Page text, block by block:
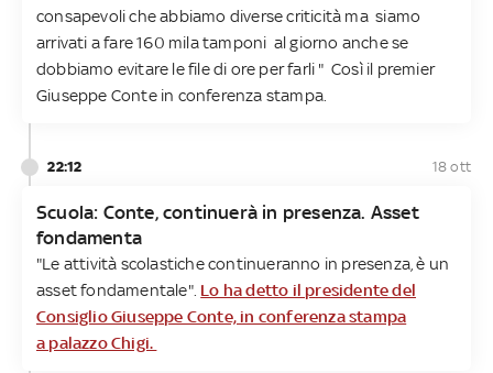
consapevoli che abbiamo diverse criticità ma siamo
arrivati a fare 160 mila tamponi al giorno anche se
dobbiamo evitare le file di ore per farli " Così il premier
Giuseppe Conte in conferenza stampa.
22:12 18 ott
Scuola: Conte, continuerà in presenza. Asset
fondamenta
"Le attività scolastiche continueranno in presenza, è un
asset fondamentale". Lo ha detto il presidente del
Consiglio Giuseppe Conte, in conferenza stampa
a palazzo Chigi.